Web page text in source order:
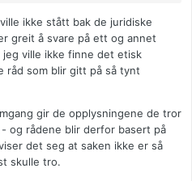
ikke stått bak de juridiske
greit å svare på ett og annet
ville ikke finne det etisk
råd som blir gitt på så tynt
gir de opplysningene de tror
og rådene blir derfor basert på
det seg at saken ikke er så
skulle tro.